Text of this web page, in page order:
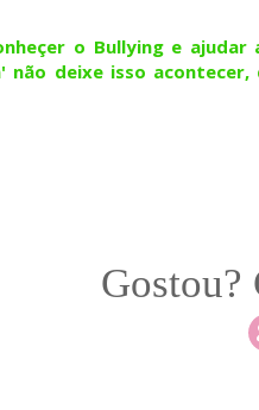
o Bullying e ajudar
deixe isso acontecer,
Gostou?